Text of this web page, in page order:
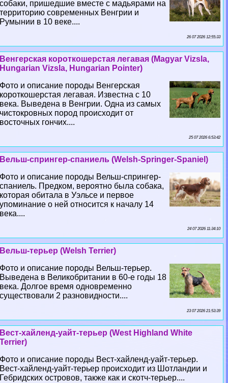
собаки, пришедшие вместе с мадьярами на
территорию современных Венгрии и
Румынии в 10 веке....
26 07 2026 12:55:33
Венгерская короткошерстая легавая (Magyar Vizsla,
Hungarian Vizsla, Hungarian Pointer)
Фото и описание породы Венгерская
короткошерстая легавая. Известна с 10
века. Выведена в Венгрии. Одна из самых
чистокровных пород происходит от
восточных гончих....
25 07 2026 6:53:42
Вельш-спрингер-спаниель (Welsh-Springer-Spaniel)
Фото и описание породы Вельш-спрингер-
спаниель. Предком, вероятно была собака,
которая обитала в Уэльсе и первое
упоминание о ней относится к началу 14
века....
24 07 2026 11:34:10
Вельш-терьер (Welsh Terrier)
Фото и описание породы Вельш-терьер.
Выведена в Великобритании в 60-е годы 18
века. Долгое время одновременно
существовали 2 разновидности....
23 07 2026 21:53:39
Вест-хайленд-уайт-терьер (West Highland White
Terrier)
Фото и описание породы Вест-хайленд-уайт-терьер.
Вест-хайленд-уайт-терьер происходит из Шотландии и
Гебридских островов, также как и скотч-терьер....